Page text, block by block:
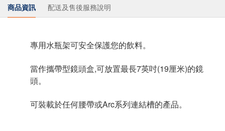
商品資訊 配送及售後服務說明
專用水瓶架可安全保護您的飲料。
當作攜帶型鏡頭盒,可放置最長7英吋(19厘米)的鏡
頭。
可裝載於任何腰帶或Arc系列連結槽的產品。